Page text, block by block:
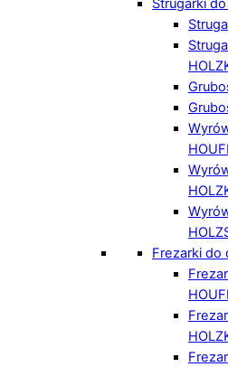
Strugarki
Frezarki do